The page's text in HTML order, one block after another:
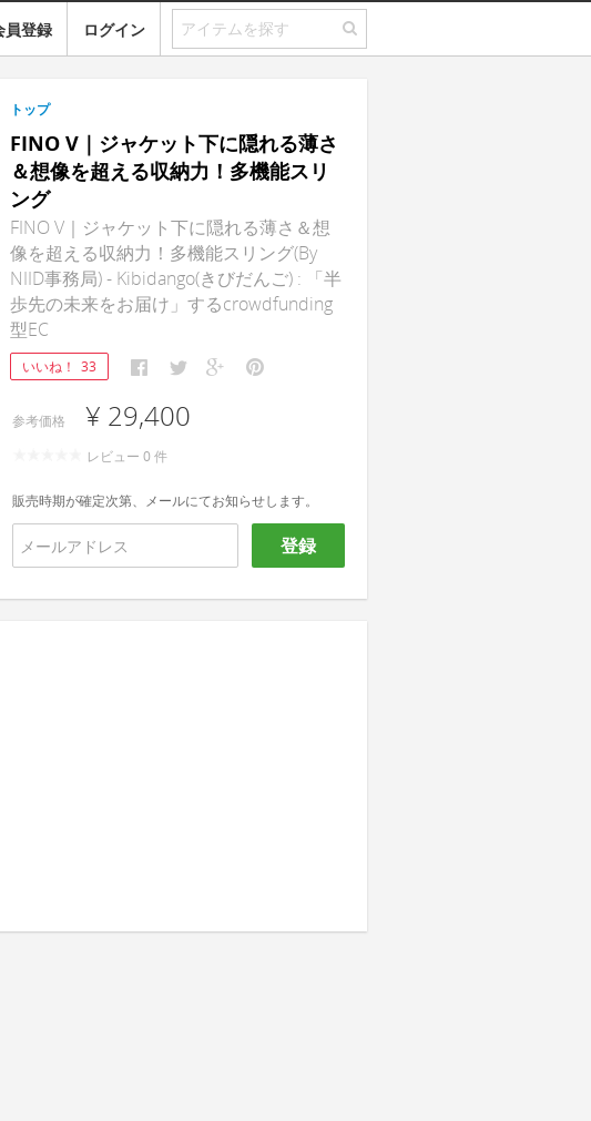
員登録 ログイン
トップ
FINO V｜ジャケット下に隠れる薄さ
＆想像を超える収納力！多機能スリ
ング
FINO V｜ジャケット下に隠れる薄さ＆想
像を超える収納力！多機能スリング(By
NIID事務局) - Kibidango(きびだんご) : 「半
歩先の未来をお届け」するcrowdfunding
型EC
いいね！ 33
参考価格 ¥ 29,400
レビュー 0 件
販売時期が確定次第、メールにてお知らせします。
登録